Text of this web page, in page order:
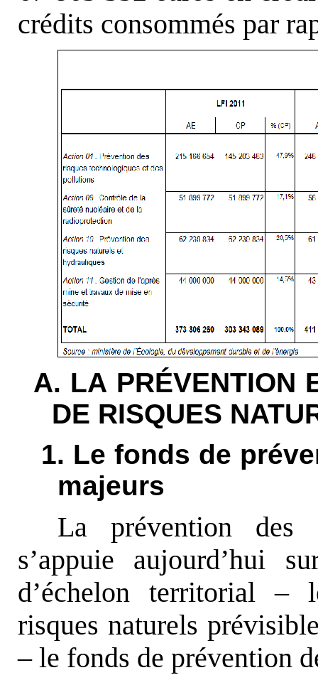
crédits consommés par
A. LA PRÉVENTION
DE RISQUES
1. Le fonds de
majeurs
La prévention des
s’appuie aujourd’hui
d’échelon territorial –
risques naturels
– le fonds de prévention